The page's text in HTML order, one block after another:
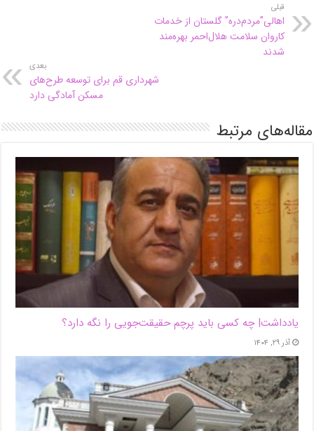
قبلی
اهالی”مردم‌دره” گلستان از خدمات
کاروان سلامت هلال‌احمر بهره‌مند
شدند
بعدی
شهرداری قم برای توسعه طرح‌های
مسکن آمادگی دارد
مقاله‌های مرتبط
یادداشت| ‌چه کسی باید پرچم حقیقت‌جویی را نگه دارد؟
آذر ۲۹, ۱۴۰۴